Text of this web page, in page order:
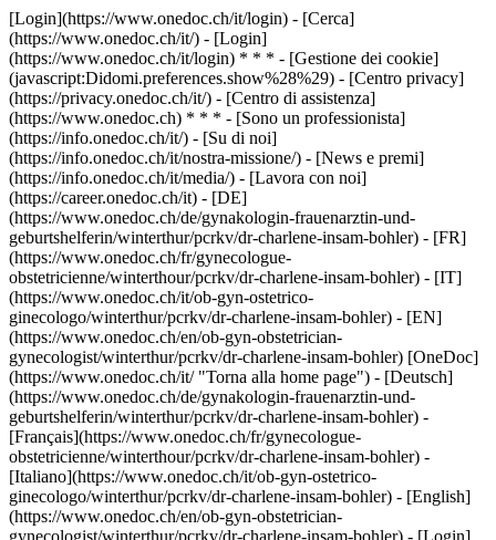
[Login](https://www.onedoc.ch/it/login) - [Cerca]
(https://www.onedoc.ch/it/) - [Login]
(https://www.onedoc.ch/it/login) * * * - [Gestione dei cookie]
(javascript:Didomi.preferences.show%28%29) - [Centro privacy]
(https://privacy.onedoc.ch/it/) - [Centro di assistenza]
(https://www.onedoc.ch) * * * - [Sono un professionista]
(https://info.onedoc.ch/it/) - [Su di noi]
(https://info.onedoc.ch/it/nostra-missione/) - [News e premi]
(https://info.onedoc.ch/it/media/) - [Lavora con noi]
(https://career.onedoc.ch/it) - [DE]
(https://www.onedoc.ch/de/gynakologin-frauenarztin-und-
geburtshelferin/winterthur/pcrkv/dr-charlene-insam-bohler) - [FR]
(https://www.onedoc.ch/fr/gynecologue-
obstetricienne/winterthour/pcrkv/dr-charlene-insam-bohler) - [IT]
(https://www.onedoc.ch/it/ob-gyn-ostetrico-
ginecologo/winterthur/pcrkv/dr-charlene-insam-bohler) - [EN]
(https://www.onedoc.ch/en/ob-gyn-obstetrician-
gynecologist/winterthur/pcrkv/dr-charlene-insam-bohler) [OneDoc]
(https://www.onedoc.ch/it/ "Torna alla home page") - [Deutsch]
(https://www.onedoc.ch/de/gynakologin-frauenarztin-und-
geburtshelferin/winterthur/pcrkv/dr-charlene-insam-bohler) -
[Français](https://www.onedoc.ch/fr/gynecologue-
obstetricienne/winterthour/pcrkv/dr-charlene-insam-bohler) -
[Italiano](https://www.onedoc.ch/it/ob-gyn-ostetrico-
ginecologo/winterthur/pcrkv/dr-charlene-insam-bohler) - [English]
(https://www.onedoc.ch/en/ob-gyn-obstetrician-
gynecologist/winterthur/pcrkv/dr-charlene-insam-bohler) - [Login]